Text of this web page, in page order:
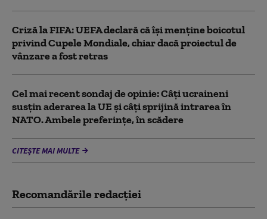
Criză la FIFA: UEFA declară că îşi menţine boicotul
privind Cupele Mondiale, chiar dacă proiectul de
vânzare a fost retras
Cel mai recent sondaj de opinie: Câți ucraineni
susțin aderarea la UE și câți sprijină intrarea în
NATO. Ambele preferințe, în scădere
CITEȘTE MAI MULTE
Recomandările redacţiei